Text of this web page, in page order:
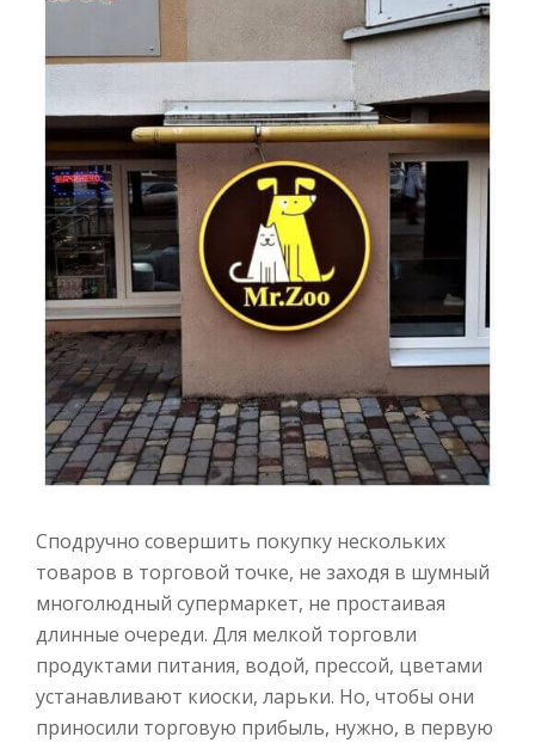
Сподручно совершить покупку нескольких
товаров в торговой точке, не заходя в шумный
многолюдный супермаркет, не простаивая
длинные очереди. Для мелкой торговли
продуктами питания, водой, прессой, цветами
устанавливают киоски, ларьки. Но, чтобы они
приносили торговую прибыль, нужно, в первую